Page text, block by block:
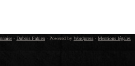
- Dubois Fabien · Powered by Wordpress · Mentions légales